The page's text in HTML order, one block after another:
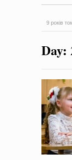
9 років
на період
проектів
-
Day: